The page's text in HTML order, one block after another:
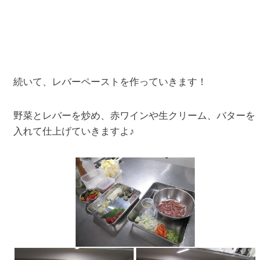
続いて、レバーペーストを作っていきます！
野菜とレバーを炒め、赤ワインや生クリーム、バターを
入れて仕上げていきますよ♪